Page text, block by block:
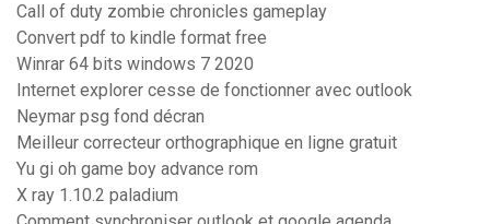
Call of duty zombie chronicles gameplay
Convert pdf to kindle format free
Winrar 64 bits windows 7 2020
Internet explorer cesse de fonctionner avec outlook
Neymar psg fond décran
Meilleur correcteur orthographique en ligne gratuit
Yu gi oh game boy advance rom
X ray 1.10.2 paladium